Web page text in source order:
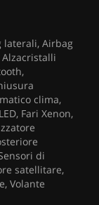
laterali, Airbag
Alzacristalli
clima,
Fari Xenon,
di
satellitare,
Volante